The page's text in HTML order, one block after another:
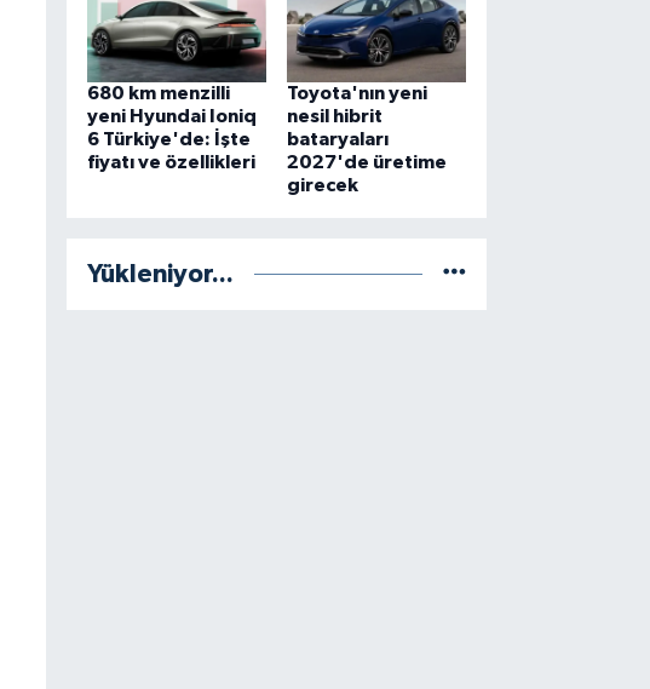
680 km menzilli
yeni Hyundai Ioniq
6 Türkiye'de: İşte
fiyatı ve özellikleri
Toyota'nın yeni
nesil hibrit
bataryaları
2027'de üretime
girecek
Yükleniyor...